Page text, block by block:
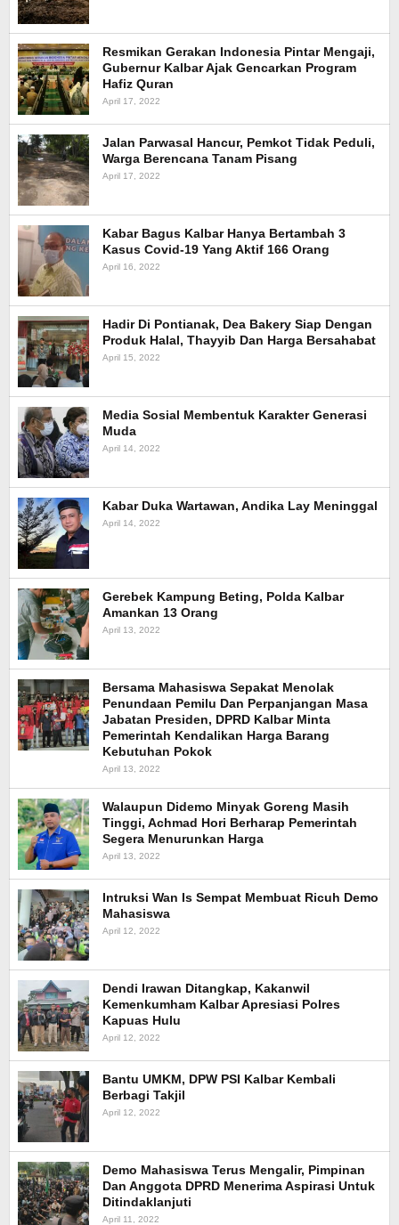
Resmikan Gerakan Indonesia Pintar Mengaji,
Gubernur Kalbar Ajak Gencarkan Program
Hafiz Quran
April 17, 2022
Jalan Parwasal Hancur, Pemkot Tidak Peduli,
Warga Berencana Tanam Pisang
April 17, 2022
Kabar Bagus Kalbar Hanya Bertambah 3
Kasus Covid-19 Yang Aktif 166 Orang
April 16, 2022
Hadir Di Pontianak, Dea Bakery Siap Dengan
Produk Halal, Thayyib Dan Harga Bersahabat
April 15, 2022
Media Sosial Membentuk Karakter Generasi
Muda
April 14, 2022
Kabar Duka Wartawan, Andika Lay Meninggal
April 14, 2022
Gerebek Kampung Beting, Polda Kalbar
Amankan 13 Orang
April 13, 2022
Bersama Mahasiswa Sepakat Menolak
Penundaan Pemilu Dan Perpanjangan Masa
Jabatan Presiden, DPRD Kalbar Minta
Pemerintah Kendalikan Harga Barang
Kebutuhan Pokok
April 13, 2022
Walaupun Didemo Minyak Goreng Masih
Tinggi, Achmad Hori Berharap Pemerintah
Segera Menurunkan Harga
April 13, 2022
Intruksi Wan Is Sempat Membuat Ricuh Demo
Mahasiswa
April 12, 2022
Dendi Irawan Ditangkap, Kakanwil
Kemenkumham Kalbar Apresiasi Polres
Kapuas Hulu
April 12, 2022
Bantu UMKM, DPW PSI Kalbar Kembali
Berbagi Takjil
April 12, 2022
Demo Mahasiswa Terus Mengalir, Pimpinan
Dan Anggota DPRD Menerima Aspirasi Untuk
Ditindaklanjuti
April 11, 2022